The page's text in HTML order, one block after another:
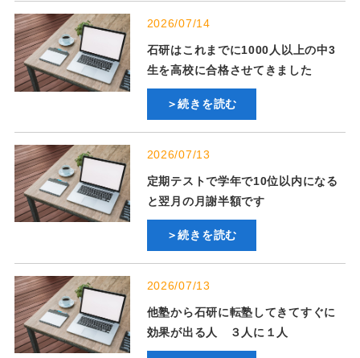
2026/07/14
石研はこれまでに1000人以上の中3
生を高校に合格させてきました
＞続きを読む
2026/07/13
定期テストで学年で10位以内になる
と翌月の月謝半額です
＞続きを読む
2026/07/13
他塾から石研に転塾してきてすぐに
効果が出る人 ３人に１人